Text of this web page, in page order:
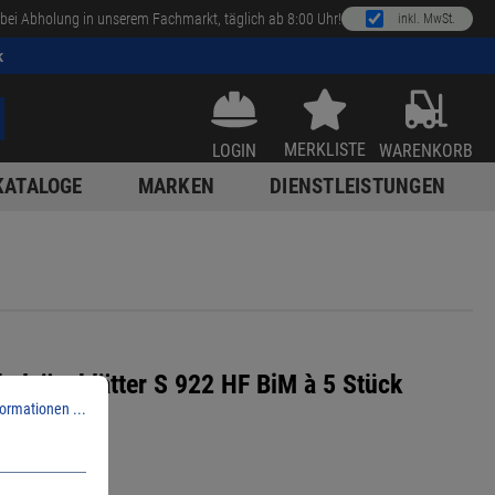
Abholung in unserem Fachmarkt, täglich ab 8:00 Uhr! inkl. MwSt.
LOGIN MERKLISTE WARENKORB
MARKEN DIENSTLEISTUNGEN
S 922 HF BiM à 5 Stück
...